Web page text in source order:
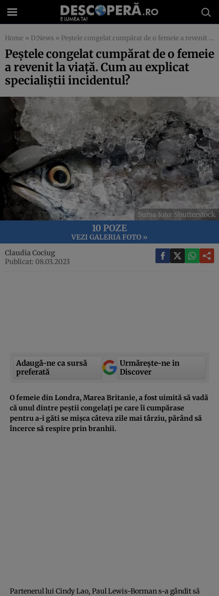
Home » D:News » Peștele congelat cumpărat de o femeie a revenit la viață. Cum au explicat specialiștii incidentul?
Peștele congelat cumpărat de o femeie
a revenit la viață. Cum au explicat
specialiștii incidentul?
Sursa foto: Shutterstock
10 POZE
VEZI GALERIA FOTO »
Claudia Cociug
Publicat: 08.03.2023
Adaugă-ne ca sursă
preferată
Urmărește-ne in
Discover
O femeie din Londra, Marea Britanie, a fost uimită să vadă
că unul dintre peștii congelați pe care îi cumpărase
pentru a-i găti se mișca câteva zile mai târziu, părând să
încerce să respire prin branhii.
Partenerul lui Cindy Lao, Paul Lewis-Borman s-a gândit să